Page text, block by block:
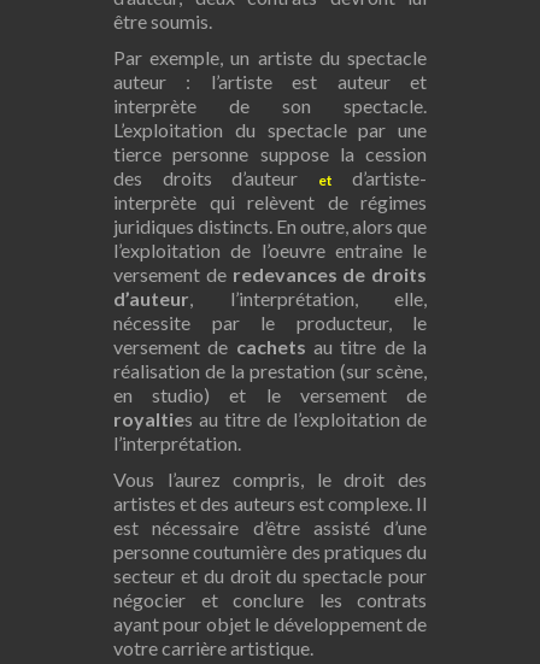
être soumis.
Par exemple, un artiste du spectacle
auteur : l’artiste est auteur et
interprète de son spectacle.
L’exploitation du spectacle par une
tierce personne suppose la cession
des droits d’auteur
et
d’artiste-
interprète qui relèvent de régimes
juridiques distincts. En outre, alors que
l’exploitation de l’oeuvre entraine le
versement de redevances de droits
d’auteur, l’interprétation, elle,
nécessite par le producteur, le
versement de cachets au titre de la
réalisation de la prestation (sur scène,
en studio) et le versement de
royalties au titre de l’exploitation de
l’interprétation.
Vous l’aurez compris, le droit des
artistes et des auteurs est complexe. Il
est nécessaire d’être assisté d’une
personne coutumière des pratiques du
secteur et du droit du spectacle pour
négocier et conclure les contrats
ayant pour objet le développement de
votre carrière artistique.